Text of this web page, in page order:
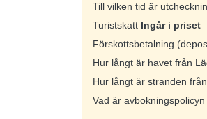
Till vilken tid är
Turistskatt Ingår i priset
Förskottsbetalning
Hur långt är havet från
Hur långt är stranden
Vad är